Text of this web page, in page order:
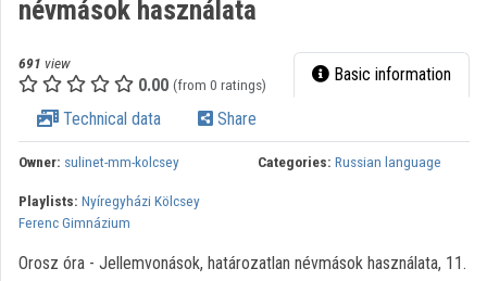
Categories
Contributors
névmások használata
691 view
0.00 (from 0 ratings) Basic information
Technical data Share
Owner: sulinet-mm-kolcsey Categories: Russian language
Playlists: Nyíregyházi Kölcsey
Ferenc Gimnázium
Orosz óra - Jellemvonások, határozatlan névmások használata, 11.